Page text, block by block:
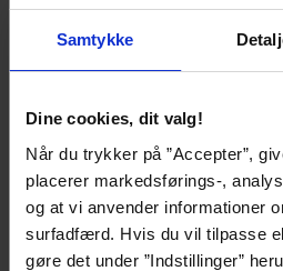
Samtykke
Dine cookies, dit valg!
Når du trykker på ”Accepter”,
placerer markedsførings-,
og at vi anvender informationer
surfadfærd. Hvis du vil tilpasse
gøre det under ”Indstillinger”
- Stiv, vævet kvalitet
- Afrundet halsudskæring med krage og
- Ribmanchet på ærmeafslutningerne og
- Logomærke nederst
- Længde fra skulderen bagpå: 54 cm i